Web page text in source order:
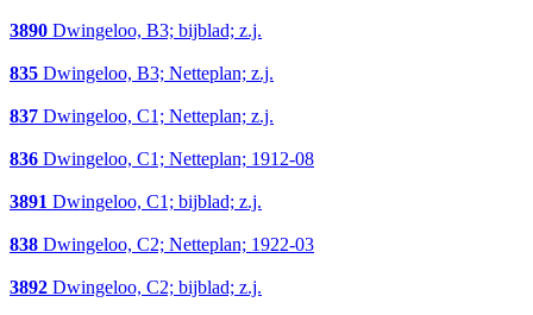
3890 Dwingeloo, B3; bijblad; z.j.
835 Dwingeloo, B3; Netteplan; z.j.
837 Dwingeloo, C1; Netteplan; z.j.
836 Dwingeloo, C1; Netteplan; 1912-08
3891 Dwingeloo, C1; bijblad; z.j.
838 Dwingeloo, C2; Netteplan; 1922-03
3892 Dwingeloo, C2; bijblad; z.j.